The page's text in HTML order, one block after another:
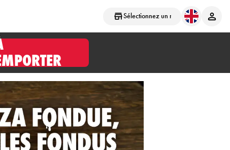
Sélectionnez un magasin